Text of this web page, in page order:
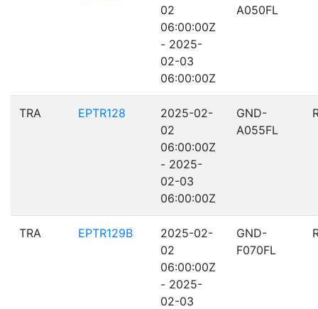
02
06:00:00Z
- 2025-
02-03
06:00:00Z
A050FL
TRA EPTR128
2025-02-
02
06:00:00Z
- 2025-
02-03
06:00:00Z
GND-
A055FL
TRA EPTR129B
2025-02-
02
06:00:00Z
- 2025-
02-03
GND-
F070FL